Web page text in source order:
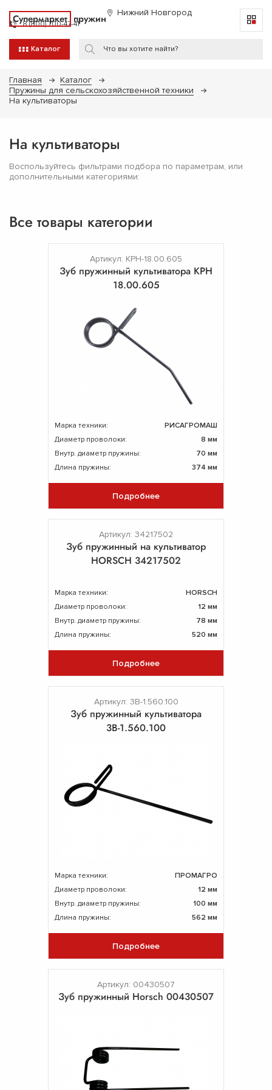
Супермаркет пружин Нижний Новгород
8 (800) 700-47-41
Каталог
Главная
Каталог
Пружины для сельскохозяйственной техники
На культиваторы
На культиваторы
Воспользуйтесь фильтрами подбора по параметрам, или
дополнительными категориями:
Все товары категории
Артикул: КРН-18.00.605
Зуб пружинный культиватора КРН
18.00.605
Марка техники:
РИСАГРОМАШ
Диаметр проволоки:
8 мм
Внутр. диаметр пружины:
70 мм
Длина пружины:
374 мм
Подробнее
Артикул: 34217502
Зуб пружинный на культиватор
HORSCH 34217502
Марка техники:
HORSCH
Диаметр проволоки:
12 мм
Внутр. диаметр пружины:
78 мм
Длина пружины:
520 мм
Подробнее
Артикул: 3В-1.560.100
Зуб пружинный культиватора
3В-1.560.100
Марка техники:
ПРОМАГРО
Диаметр проволоки:
12 мм
Внутр. диаметр пружины:
100 мм
Длина пружины:
562 мм
Подробнее
Артикул: 00430507
Зуб пружинный Horsch 00430507